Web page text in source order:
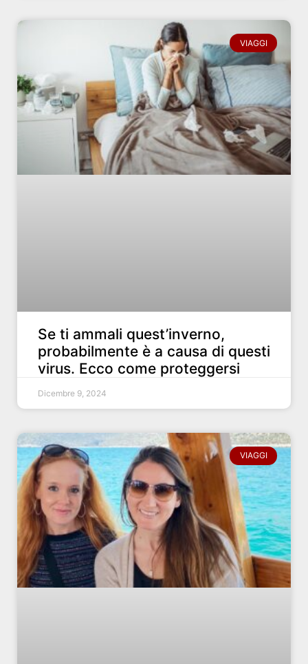
VIAGGI
Se ti ammali quest’inverno,
probabilmente è a causa di questi
virus. Ecco come proteggersi
Dicembre 9, 2024
VIAGGI